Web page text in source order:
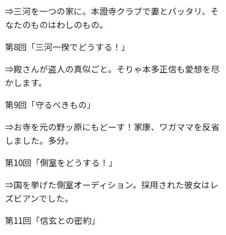
⇒三河を一つの家に。本證寺クラブで妻とバッタリ、そ
なたのものはわしのもの。
第8回「三河一揆でどうする！」
⇒殿さんが盗人の真似ごと。そりゃ本多正信も愛想を尽
かします。
第9回「守るべきもの」
⇒お寺を元の野ッ原にもどーす！家康、ワガママを反省
しました。多分。
第10回「側室をどうする！」
⇒国を挙げた側室オーディション。採用された彼女はレ
ズビアンでした。
第11回「信玄との密約」